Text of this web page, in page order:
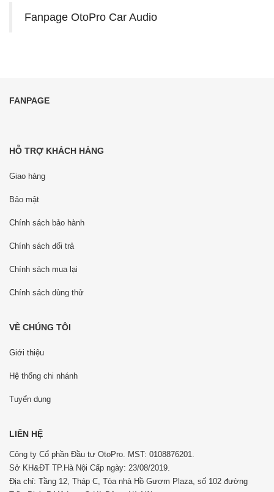
Fanpage OtoPro Car Audio
FANPAGE
HỖ TRỢ KHÁCH HÀNG
Giao hàng
Bảo mật
Chính sách bảo hành
Chính sách đổi trả
Chính sách mua lại
Chính sách dùng thử
VỀ CHÚNG TÔI
Giới thiệu
Hệ thống chi nhánh
Tuyển dụng
LIÊN HỆ
Công ty Cổ phần Đầu tư OtoPro. MST: 0108876201.
Sở KH&ĐT TP.Hà Nội Cấp ngày: 23/08/2019.
Địa chỉ: Tầng 12, Tháp C, Tòa nhà Hồ Gươm Plaza, số 102 đường